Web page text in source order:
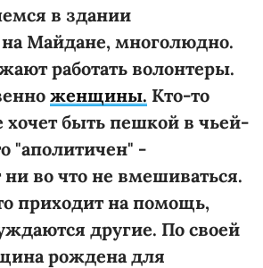
в здании
Майдане, многолюдно.
работать волонтеры.
женщины. Кто-то
хочет быть пешкой в чьей-
"аполитичен" -
ни во что не вмешиваться.
приходит на помощь,
другие. По своей
рождена для